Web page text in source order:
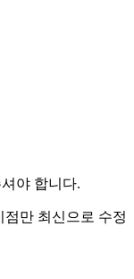
야 합니다.
만 최신으로 수정